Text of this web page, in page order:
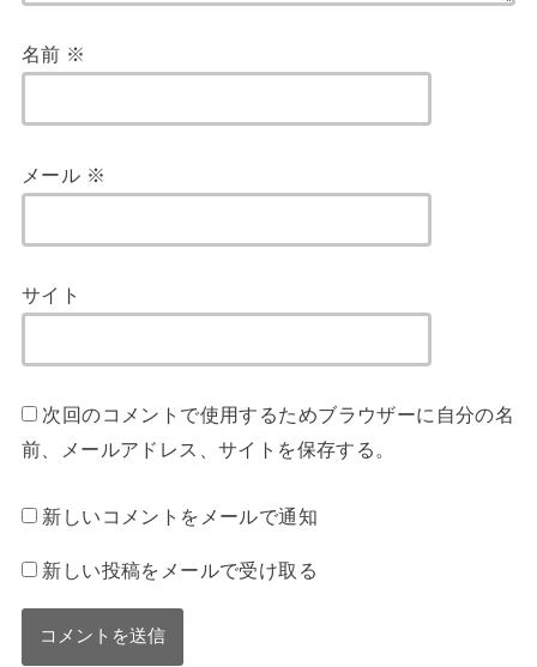
名前 ※
メール ※
サイト
次回のコメントで使用するためブラウザーに自分の名
前、メールアドレス、サイトを保存する。
新しいコメントをメールで通知
新しい投稿をメールで受け取る